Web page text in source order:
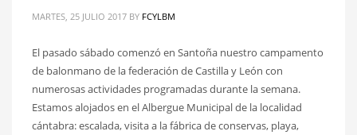
MARTES, 25 JULIO 2017 BY FCYLBM
El pasado sábado comenzó en Santoña nuestro campamento
de balonmano de la federación de Castilla y León con
numerosas actividades programadas durante la semana.
Estamos alojados en el Albergue Municipal de la localidad
cántabra: escalada, visita a la fábrica de conservas, playa,